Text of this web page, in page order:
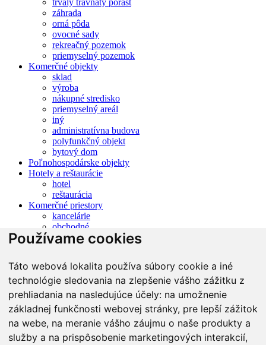
Používame cookies
Táto webová lokalita používa súbory cookie a iné
technológie sledovania na zlepšenie vášho zážitku z
prehliadania na nasledujúce účely: na umožnenie
základnej funkčnosti webovej stránky, pre lepší zážitok
na webe, na meranie vášho záujmu o naše produkty a
služby a na prispôsobenie marketingových interakcií,
trvalý trávnatý porast
záhrada
orná pôda
ovocné sady
rekreačný pozemok
priemyselný pozemok
Komerčné objekty
sklad
výroba
nákupné stredisko
priemyselný areál
iný
administratívna budova
polyfunkčný objekt
bytový dom
Poľnohospodárske objekty
Hotely a reštaurácie
hotel
reštaurácia
Komerčné priestory
kancelárie
obchodné
skladovacie
reštauračné
Chaty a rekreačné objekty
chata
chalupa
iné
Malé objekty, garáže
Garáž jednotlivá